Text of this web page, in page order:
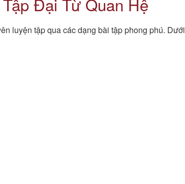
luyện tập qua các dạng bài tập phong phú. Dưới